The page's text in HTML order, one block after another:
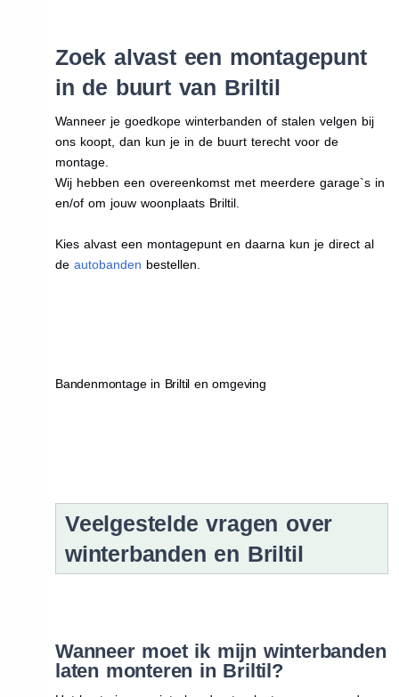
Zoek alvast een montagepunt
in de buurt van Briltil
Wanneer je goedkope winterbanden of stalen velgen bij
ons koopt, dan kun je in de buurt terecht voor de
montage.
Wij hebben een overeenkomst met meerdere garage`s in
en/of om jouw woonplaats Briltil.
Kies alvast een montagepunt en daarna kun je direct al
de autobanden bestellen.
Bandenmontage in Briltil en omgeving
Veelgestelde vragen over
winterbanden en Briltil
Wanneer moet ik mijn winterbanden
laten monteren in Briltil?